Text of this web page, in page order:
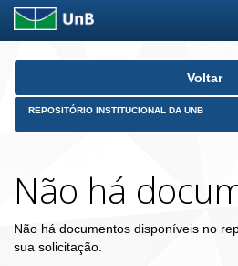
Skip
Voltar
REPOSITÓRIO INSTITUCIONAL DA UNB
Não há
Não há documentos disponíveis no
sua solicitação.